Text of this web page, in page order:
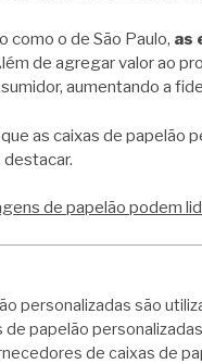
como o de São Paulo, as
de agregar valor ao
aumentando a
as caixas de papelão
de papelão podem
personalizadas são
de papelão
de caixas de